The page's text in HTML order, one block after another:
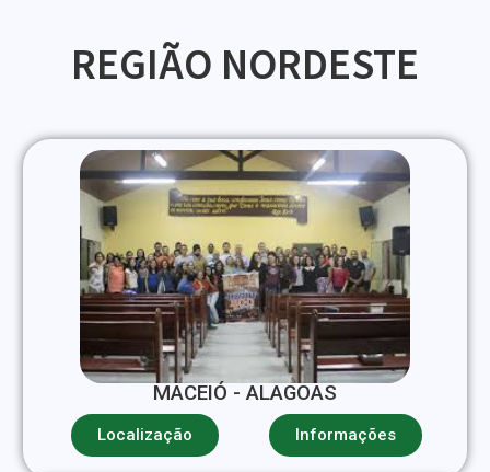
REGIÃO NORDESTE
MACEIÓ - ALAGOAS
Localização Informações